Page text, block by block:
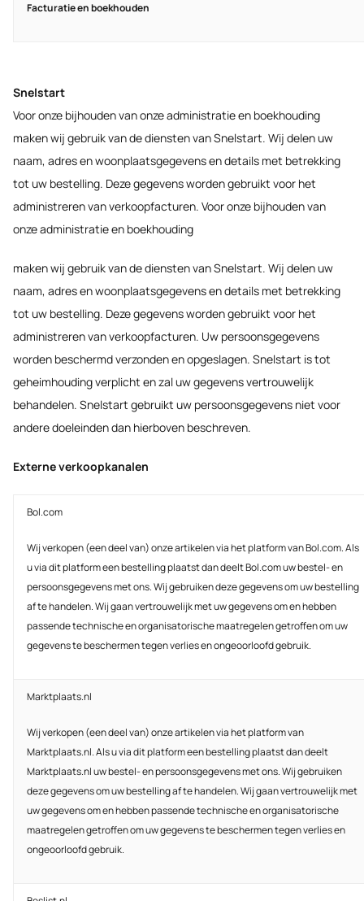
Facturatie en boekhouden
Snelstart
Voor onze bijhouden van onze administratie en boekhouding
maken wij gebruik van de diensten van Snelstart. Wij delen uw
naam, adres en woonplaatsgegevens en details met betrekking
tot uw bestelling. Deze gegevens worden gebruikt voor het
administreren van verkoopfacturen. Voor onze bijhouden van
onze administratie en boekhouding
maken wij gebruik van de diensten van Snelstart. Wij delen uw
naam, adres en woonplaatsgegevens en details met betrekking
tot uw bestelling. Deze gegevens worden gebruikt voor het
administreren van verkoopfacturen. Uw persoonsgegevens
worden beschermd verzonden en opgeslagen. Snelstart is tot
geheimhouding verplicht en zal uw gegevens vertrouwelijk
behandelen. Snelstart gebruikt uw persoonsgegevens niet voor
andere doeleinden dan hierboven beschreven.
Externe verkoopkanalen
Bol.com
Wij verkopen (een deel van) onze artikelen via het platform van Bol.com. Als
u via dit platform een bestelling plaatst dan deelt Bol.com uw bestel- en
persoonsgegevens met ons. Wij gebruiken deze gegevens om uw bestelling
af te handelen. Wij gaan vertrouwelijk met uw gegevens om en hebben
passende technische en organisatorische maatregelen getroffen om uw
gegevens te beschermen tegen verlies en ongeoorloofd gebruik.
Marktplaats.nl
Wij verkopen (een deel van) onze artikelen via het platform van
Marktplaats.nl. Als u via dit platform een bestelling plaatst dan deelt
Marktplaats.nl uw bestel- en persoonsgegevens met ons. Wij gebruiken
deze gegevens om uw bestelling af te handelen. Wij gaan vertrouwelijk met
uw gegevens om en hebben passende technische en organisatorische
maatregelen getroffen om uw gegevens te beschermen tegen verlies en
ongeoorloofd gebruik.